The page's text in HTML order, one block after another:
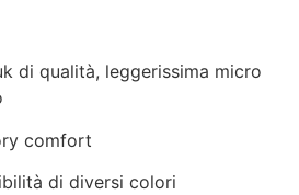
di qualità, leggerissima micro
comfort
di diversi colori